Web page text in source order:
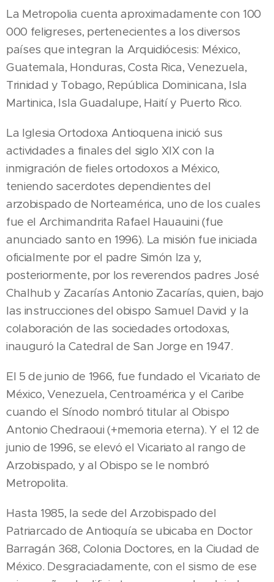
La Metropolia cuenta aproximadamente con 100
000 feligreses, pertenecientes a los diversos
países que integran la Arquidiócesis: México,
Guatemala, Honduras, Costa Rica, Venezuela,
Trinidad y Tobago, República Dominicana, Isla
Martinica, Isla Guadalupe, Haití y Puerto Rico.
La Iglesia Ortodoxa Antioquena inició sus
actividades a finales del siglo XIX con la
inmigración de fieles ortodoxos a México,
teniendo sacerdotes dependientes del
arzobispado de Norteamérica, uno de los cuales
fue el Archimandrita Rafael Hauauini (fue
anunciado santo en 1996). La misión fue iniciada
oficialmente por el padre Simón Iza y,
posteriormente, por los reverendos padres José
Chalhub y Zacarías Antonio Zacarías, quien, bajo
las instrucciones del obispo Samuel David y la
colaboración de las sociedades ortodoxas,
inauguró la Catedral de San Jorge en 1947.
El 5 de junio de 1966, fue fundado el Vicariato de
México, Venezuela, Centroamérica y el Caribe
cuando el Sínodo nombró titular al Obispo
Antonio Chedraoui (+memoria eterna). Y el 12 de
junio de 1996, se elevó el Vicariato al rango de
Arzobispado, y al Obispo se le nombró
Metropolita.
Hasta 1985, la sede del Arzobispado del
Patriarcado de Antioquía se ubicaba en Doctor
Barragán 368, Colonia Doctores, en la Ciudad de
México. Desgraciadamente, con el sismo de ese